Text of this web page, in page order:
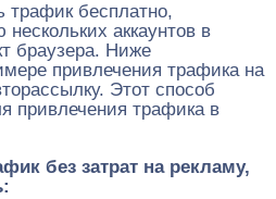
трафик бесплатно,
аккаунтов в
браузера. Ниже
привлечения трафика на
Этот способ
привлечения трафика в
без затрат на рекламу,